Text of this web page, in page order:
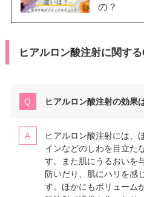
の？
ヒアルロン酸注射に関す
ヒアルロン酸注射の効果
ヒアルロン酸注射には、
インなどのしわを目立た
す。また肌にうるおいを
防いだり、肌にハリを感
す。ほかにもボリューム